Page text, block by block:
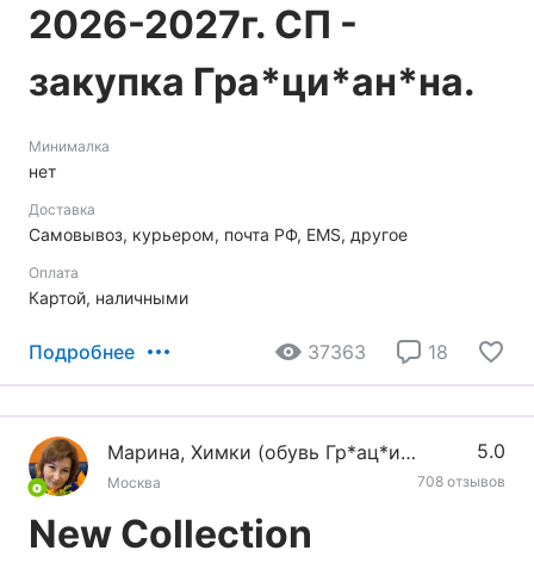
2026-2027г. СП -
закупка Гра*ци*ан*на.
Минималка
нет
Доставка
Самовывоз, курьером, почта РФ, EMS, другое
Оплата
Картой, наличными
Подробнее 37363 18
Марина, Химки (обувь Гр*ац*иа*на)
Москва
5.0
708 отзывов
New Collection